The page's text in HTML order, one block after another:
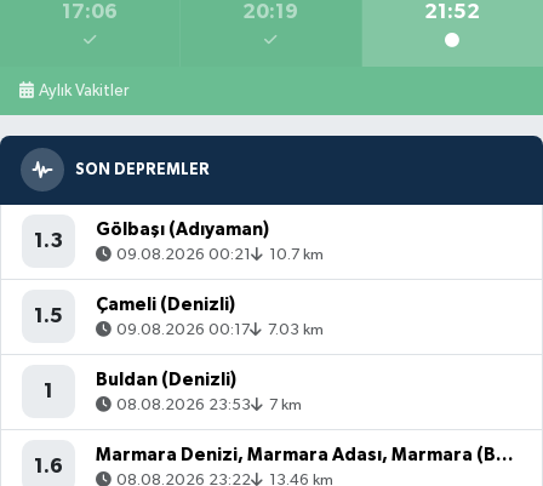
17:06 20:19 21:52
Aylık Vakitler
SON DEPREMLER
1.3
Gölbaşı (Adıyaman)
09.08.2026 00:21 10.7 km
1.5
Çameli (Denizli)
09.08.2026 00:17 7.03 km
1
Buldan (Denizli)
08.08.2026 23:53 7 km
1.6
Marmara Denizi, Marmara Adası, Marmara (Balıkesir)
08.08.2026 23:22 13.46 km